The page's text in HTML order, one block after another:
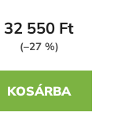
32 550 Ft
(–27 %)
KOSÁRBA